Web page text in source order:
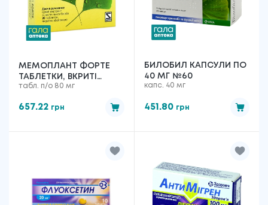
МЕМОПЛАНТ ФОРТЕ
ТАБЛЕТКИ, ВКРИТІ
ПЛІВКОВОЮ
№20
табл. п/о 80 мг
657.22 грн
БИЛОБИЛ КАПСУЛИ ПО
40 МГ №60
капс. 40 мг
451.80 грн